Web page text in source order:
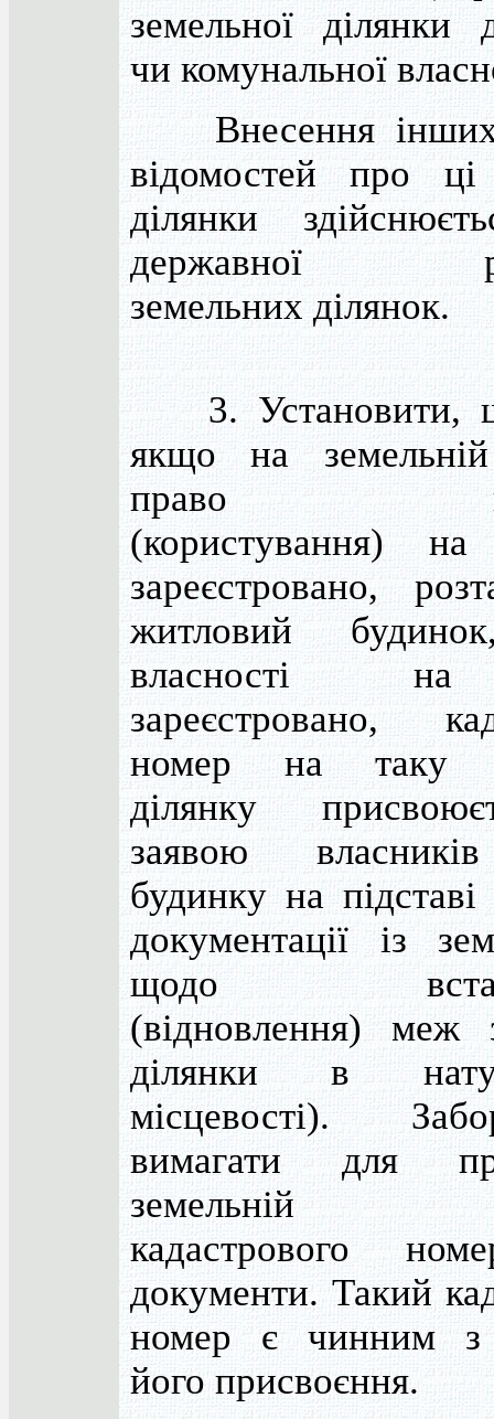
земельної ділянки
чи комунальної
Внесення інших
відомостей про ці
ділянки
державної
земельних ділянок.
3. Установити,
якщо на земельній
право
(користування)
зареєстровано,
житловий
власності
зареєстровано,
номер на таку
ділянку
заявою
будинку на підставі
документації із
щодо
(відновлення) меж
ділянки в
місцевості).
вимагати для
земельній
кадастрового
документи. Такий
номер є чинним з
його присвоєння.